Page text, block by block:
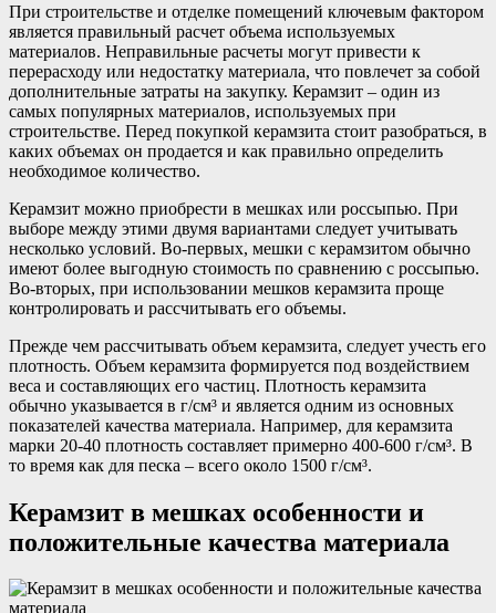
При строительстве и отделке помещений ключевым фактором
является правильный расчет объема используемых
материалов. Неправильные расчеты могут привести к
перерасходу или недостатку материала, что повлечет за собой
дополнительные затраты на закупку. Керамзит – один из
самых популярных материалов, используемых при
строительстве. Перед покупкой керамзита стоит разобраться, в
каких объемах он продается и как правильно определить
необходимое количество.
Керамзит можно приобрести в мешках или россыпью. При
выборе между этими двумя вариантами следует учитывать
несколько условий. Во-первых, мешки с керамзитом обычно
имеют более выгодную стоимость по сравнению с россыпью.
Во-вторых, при использовании мешков керамзита проще
контролировать и рассчитывать его объемы.
Прежде чем рассчитывать объем керамзита, следует учесть его
плотность. Объем керамзита формируется под воздействием
веса и составляющих его частиц. Плотность керамзита
обычно указывается в г/см³ и является одним из основных
показателей качества материала. Например, для керамзита
марки 20-40 плотность составляет примерно 400-600 г/см³. В
то время как для песка – всего около 1500 г/см³.
Керамзит в мешках особенности и
положительные качества материала